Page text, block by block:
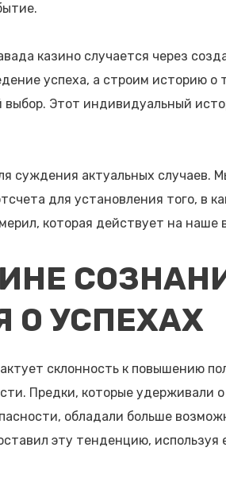
казино случается через
успеха, а строим историю о
выбор. Этот индивидуальный
суждения актуальных случаев.
для установления того, в
которая действует на
О УСПЕХАХ
склонность к повышению
Предки, которые удерживали
обладали больше
эту тенденцию, используя